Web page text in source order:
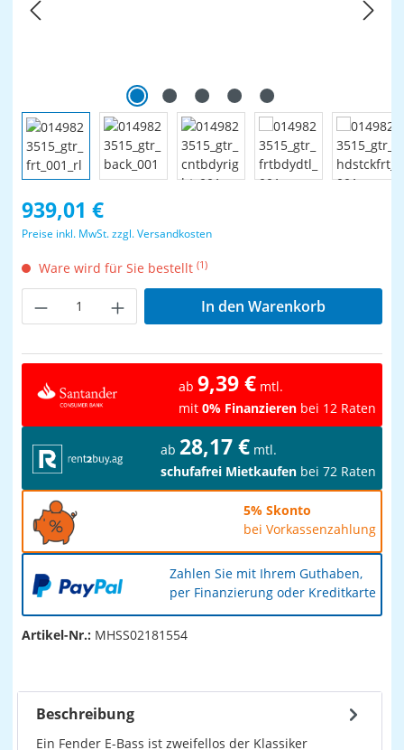
Regulärer Preis:
939,01 €
Preise inkl. MwSt. zzgl. Versandkosten
Ware wird für Sie bestellt (1)
Produkt Anzahl: Gib den gewünschten
In den Warenkorb
ab 9,39 € mtl.
mit 0% Finanzieren bei 12 Raten
ab 28,17 € mtl.
schufafrei Mietkaufen bei 72 Raten
5% Skonto
bei Vorkassenzahlung
Zahlen Sie mit Ihrem Guthaben,
per Finanzierung oder Kreditkarte
Artikel-Nr.: MHSS02181554
Beschreibung
Ein Fender E-Bass ist zweifellos der Klassiker